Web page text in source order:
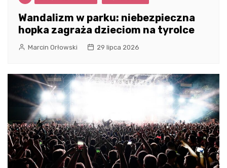
Wandalizm w parku: niebezpieczna
hopka zagraża dzieciom na tyrolce
Marcin Orłowski 29 lipca 2026